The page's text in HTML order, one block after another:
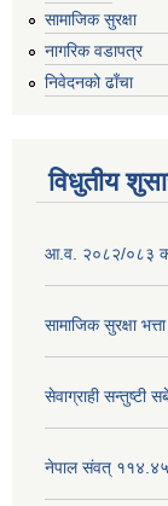
सामाजिक सुरक्षा
नागरिक वडापत्र
निवेदनको ढाँचा
विधुतीय
आ.व. २०८२/०८३ को
सामाजिक सुरक्षा
सेवाग्राही सन्तुष्टी
नेपाल संवत्